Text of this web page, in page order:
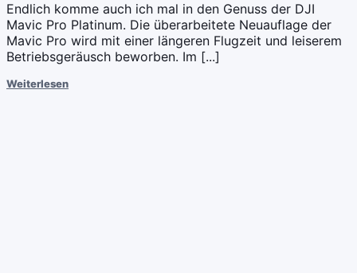
Endlich komme auch ich mal in den Genuss der DJI
Mavic Pro Platinum. Die überarbeitete Neuauflage der
Mavic Pro wird mit einer längeren Flugzeit und leiserem
Betriebsgeräusch beworben. Im [...]
Weiterlesen